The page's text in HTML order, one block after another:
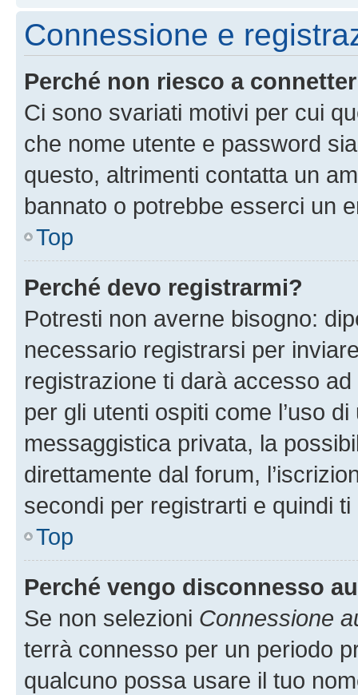
Connessione e
Perché non riesco a
Ci sono svariati motivi per cui
che nome utente e password
questo, altrimenti contatta un
bannato o potrebbe esserci un
Top
Perché devo registrarmi?
Potresti non averne bisogno:
necessario registrarsi per
registrazione ti darà accesso
per gli utenti ospiti come l’uso
messaggistica privata, la
direttamente dal forum,
secondi per registrarti e quindi
Top
Perché vengo disconnesso
Se non selezioni Connessione
terrà connesso per un periodo
qualcuno possa usare il tuo